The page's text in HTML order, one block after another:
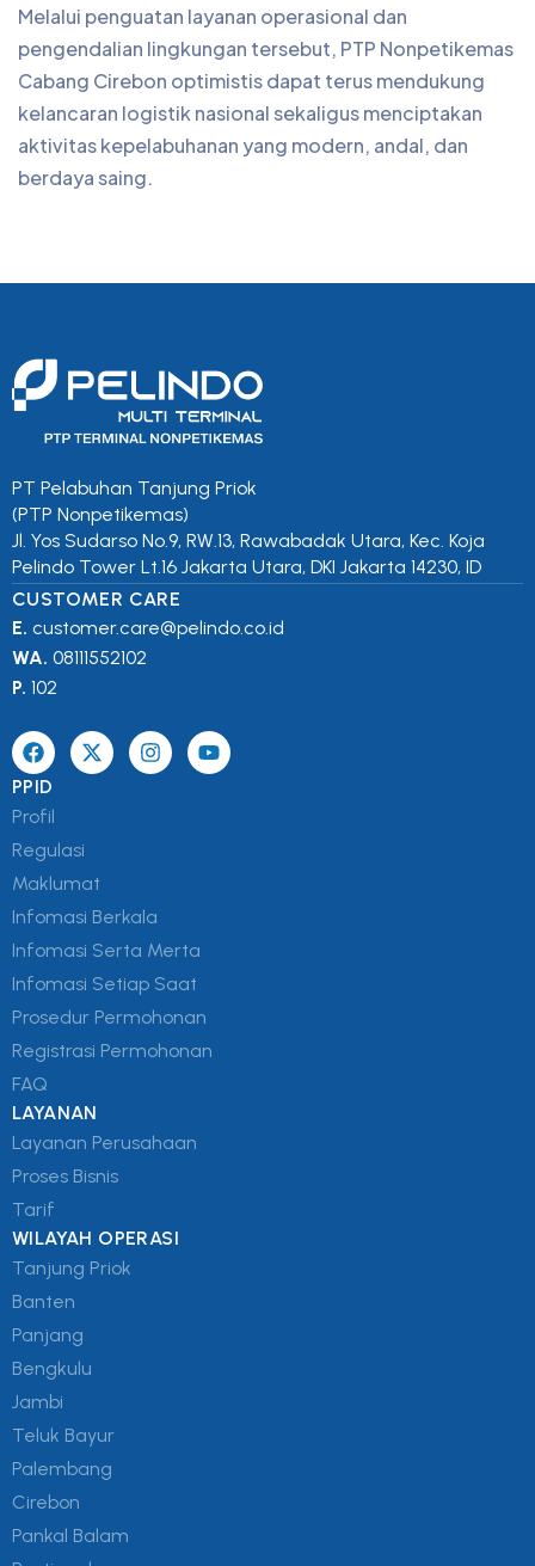
Melalui penguatan layanan operasional dan
pengendalian lingkungan tersebut, PTP Nonpetikemas
Cabang Cirebon optimistis dapat terus mendukung
kelancaran logistik nasional sekaligus menciptakan
aktivitas kepelabuhanan yang modern, andal, dan
berdaya saing.
PT Pelabuhan Tanjung Priok
(PTP Nonpetikemas)
Jl. Yos Sudarso No.9, RW.13, Rawabadak Utara, Kec. Koja
Pelindo Tower Lt.16 Jakarta Utara, DKI Jakarta 14230, ID
CUSTOMER CARE
E. customer.care@pelindo.co.id
WA. 08111552102
P. 102
PPID
Profil
Regulasi
Maklumat
Infomasi Berkala
Infomasi Serta Merta
Infomasi Setiap Saat
Prosedur Permohonan
Registrasi Permohonan
FAQ
LAYANAN
Layanan Perusahaan
Proses Bisnis
Tarif
WILAYAH OPERASI
Tanjung Priok
Banten
Panjang
Bengkulu
Jambi
Teluk Bayur
Palembang
Cirebon
Pankal Balam